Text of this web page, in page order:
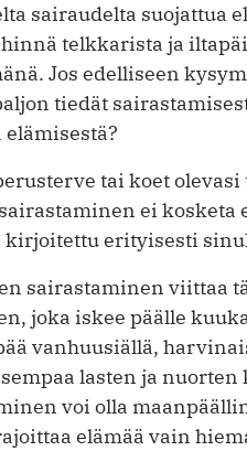
sairaudelta suojattua
telkkarista ja
Jos edelliseen
tiedät
tai koet
ei kosketa
kirjoitettu erityisesti
sairastaminen viittaa
joka iskee päälle
vanhuusiällä,
lasten ja
voi olla
elämää vain